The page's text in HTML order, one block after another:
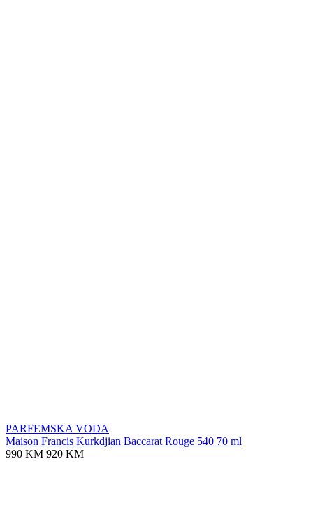
PARFEMSKA VODA
Maison Francis Kurkdjian Baccarat Rouge 540 70 ml
990 KM 920 KM